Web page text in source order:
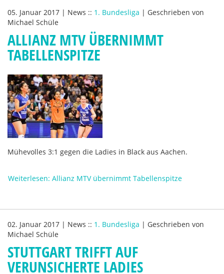
05. Januar 2017 | News :: 1. Bundesliga | Geschrieben von
Michael Schüle
ALLIANZ MTV ÜBERNIMMT
TABELLENSPITZE
Mühevolles 3:1 gegen die Ladies in Black aus Aachen.
Weiterlesen: Allianz MTV übernimmt Tabellenspitze
02. Januar 2017 | News :: 1. Bundesliga | Geschrieben von
Michael Schüle
STUTTGART TRIFFT AUF
VERUNSICHERTE LADIES